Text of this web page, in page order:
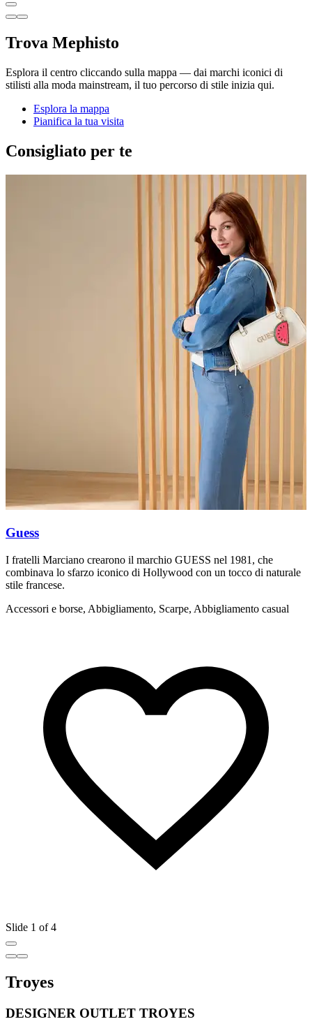
Trova Mephisto
Esplora il centro cliccando sulla mappa — dai marchi iconici di
stilisti alla moda mainstream, il tuo percorso di stile inizia qui.
Esplora la mappa
Pianifica la tua visita
Consigliato per te
Guess
I fratelli Marciano crearono il marchio GUESS nel 1981, che
combinava lo sfarzo iconico di Hollywood con un tocco di naturale
stile francese.
Accessori e borse, Abbigliamento, Scarpe, Abbigliamento casual
Slide 1 of 4
Troyes
DESIGNER OUTLET TROYES